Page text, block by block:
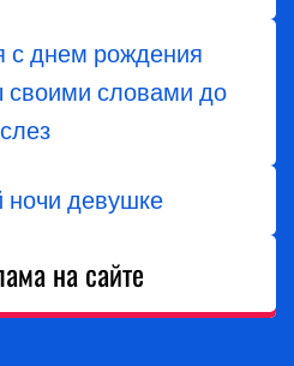
с днем ​​рождения
словами до
слез
ночи девушке
на сайте